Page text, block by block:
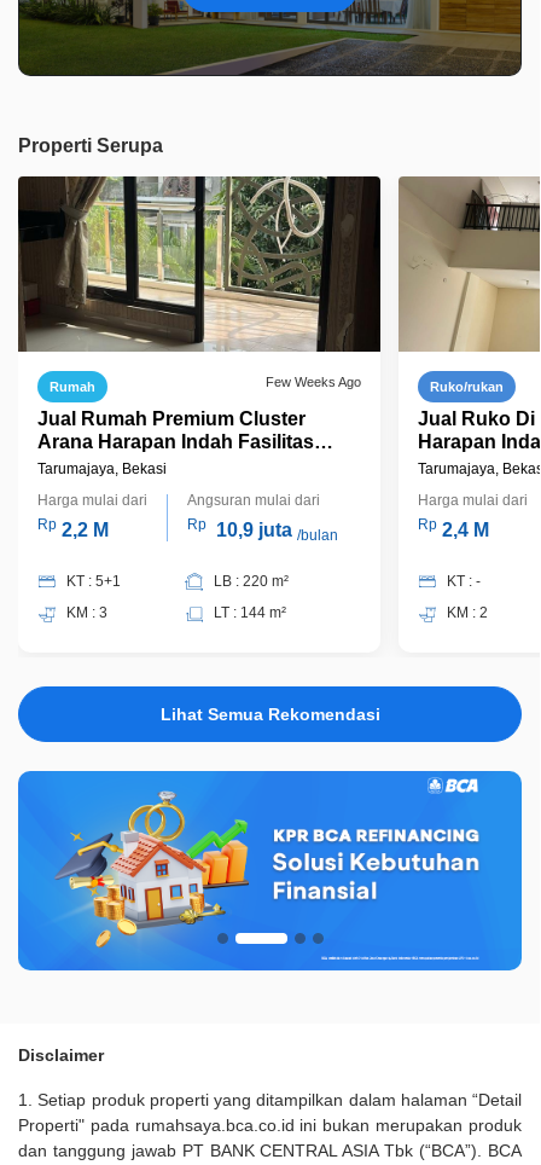
Properti Serupa
Rumah Few Weeks Ago
Jual Rumah Premium Cluster
Arana Harapan Indah Fasilitas
Lengkap
Tarumajaya, Bekasi
Harga mulai dari
Rp 2,2 M
Angsuran mulai dari
Rp
10,9 juta /bulan
KT : 5+1
KM : 3
LB : 220 m²
LT : 144 m²
Ruko/rukan
Jual Ruko Di
Harapan
Tarumajaya,
Harga mulai dari
Rp 2,4 M
KT : -
KM : 2
Lihat Semua Rekomendasi
Disclaimer
1. Setiap produk properti yang ditampilkan dalam halaman “Detail
Properti" pada rumahsaya.bca.co.id ini bukan merupakan produk
dan tanggung jawab PT BANK CENTRAL ASIA Tbk (“BCA”). BCA